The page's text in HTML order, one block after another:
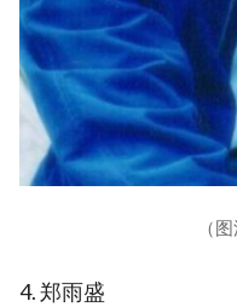
（
4. 郑雨盛